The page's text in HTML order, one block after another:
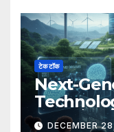
टेक टॉक
Next-
संभावनाएँ, नया
DECEMBER